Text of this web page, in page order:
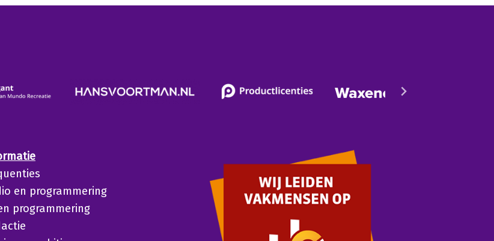
en programmering
programmering